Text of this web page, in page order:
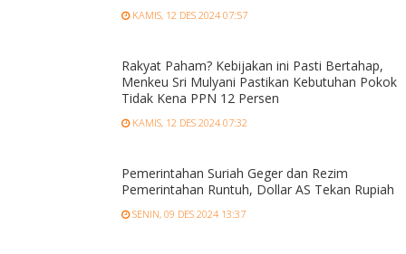
KAMIS, 12 DES 2024 07:57
Rakyat Paham? Kebijakan ini Pasti Bertahap,
Menkeu Sri Mulyani Pastikan Kebutuhan Pokok
Tidak Kena PPN 12 Persen
KAMIS, 12 DES 2024 07:32
Pemerintahan Suriah Geger dan Rezim
Pemerintahan Runtuh, Dollar AS Tekan Rupiah
SENIN, 09 DES 2024 13:37